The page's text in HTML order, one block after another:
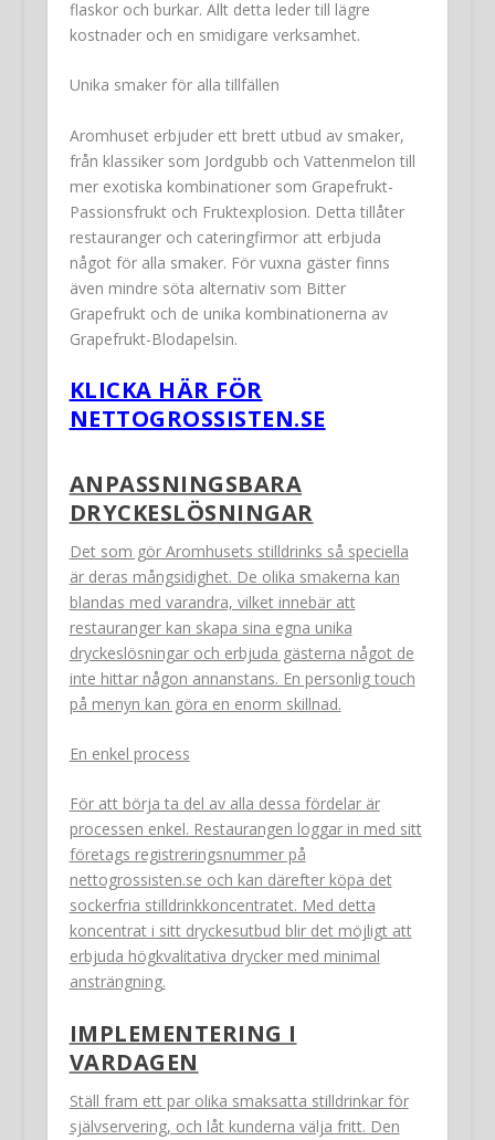
flaskor och burkar. Allt detta leder till lägre
kostnader och en smidigare verksamhet.
Unika smaker för alla tillfällen
Aromhuset erbjuder ett brett utbud av smaker,
från klassiker som Jordgubb och Vattenmelon till
mer exotiska kombinationer som Grapefrukt-
Passionsfrukt och Fruktexplosion. Detta tillåter
restauranger och cateringfirmor att erbjuda
något för alla smaker. För vuxna gäster finns
även mindre söta alternativ som Bitter
Grapefrukt och de unika kombinationerna av
Grapefrukt-Blodapelsin.
KLICKA HÄR FÖR
NETTOGROSSISTEN.SE
ANPASSNINGSBARA
DRYCKESLÖSNINGAR
Det som gör Aromhusets stilldrinks så speciella
är deras mångsidighet. De olika smakerna kan
blandas med varandra, vilket innebär att
restauranger kan skapa sina egna unika
dryckeslösningar och erbjuda gästerna något de
inte hittar någon annanstans. En personlig touch
på menyn kan göra en enorm skillnad.
En enkel process
För att börja ta del av alla dessa fördelar är
processen enkel. Restaurangen loggar in med sitt
företags registreringsnummer på
nettogrossisten.se och kan därefter köpa det
sockerfria stilldrinkkoncentratet. Med detta
koncentrat i sitt dryckesutbud blir det möjligt att
erbjuda högkvalitativa drycker med minimal
ansträngning.
IMPLEMENTERING I
VARDAGEN
Ställ fram ett par olika smaksatta stilldrinkar för
självservering, och låt kunderna välja fritt. Den